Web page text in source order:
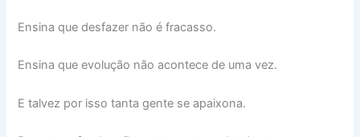
Ensina que desfazer não é fracasso.
Ensina que evolução não acontece de uma vez.
E talvez por isso tanta gente se apaixona.